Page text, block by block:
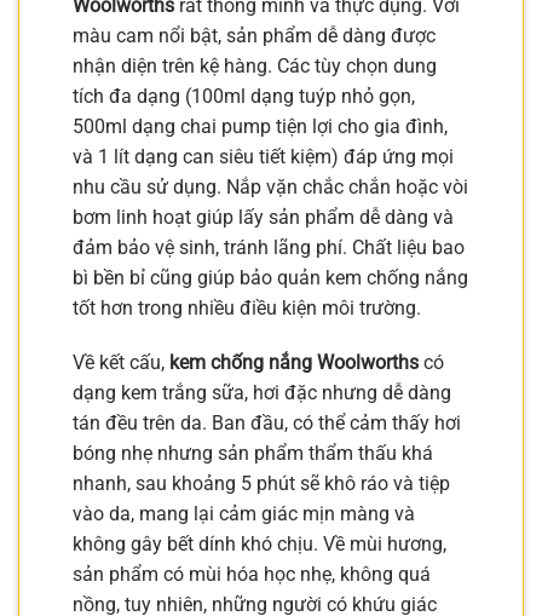
Woolworths rất thông minh và thực dụng. Với
màu cam nổi bật, sản phẩm dễ dàng được
nhận diện trên kệ hàng. Các tùy chọn dung
tích đa dạng (100ml dạng tuýp nhỏ gọn,
500ml dạng chai pump tiện lợi cho gia đình,
và 1 lít dạng can siêu tiết kiệm) đáp ứng mọi
nhu cầu sử dụng. Nắp vặn chắc chắn hoặc vòi
bơm linh hoạt giúp lấy sản phẩm dễ dàng và
đảm bảo vệ sinh, tránh lãng phí. Chất liệu bao
bì bền bỉ cũng giúp bảo quản kem chống nắng
tốt hơn trong nhiều điều kiện môi trường.
Về kết cấu, kem chống nắng Woolworths có
dạng kem trắng sữa, hơi đặc nhưng dễ dàng
tán đều trên da. Ban đầu, có thể cảm thấy hơi
bóng nhẹ nhưng sản phẩm thẩm thấu khá
nhanh, sau khoảng 5 phút sẽ khô ráo và tiệp
vào da, mang lại cảm giác mịn màng và
không gây bết dính khó chịu. Về mùi hương,
sản phẩm có mùi hóa học nhẹ, không quá
nồng, tuy nhiên, những người có khứu giác